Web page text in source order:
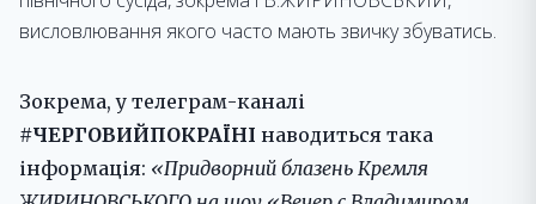
висловлювання якого часто мають звичку збуватись.
Зокрема, у телеграм-каналі
#ЧЕРГОВИЙПОКРАЇНІ наводиться така
інформація: «Придворний блазень Кремля